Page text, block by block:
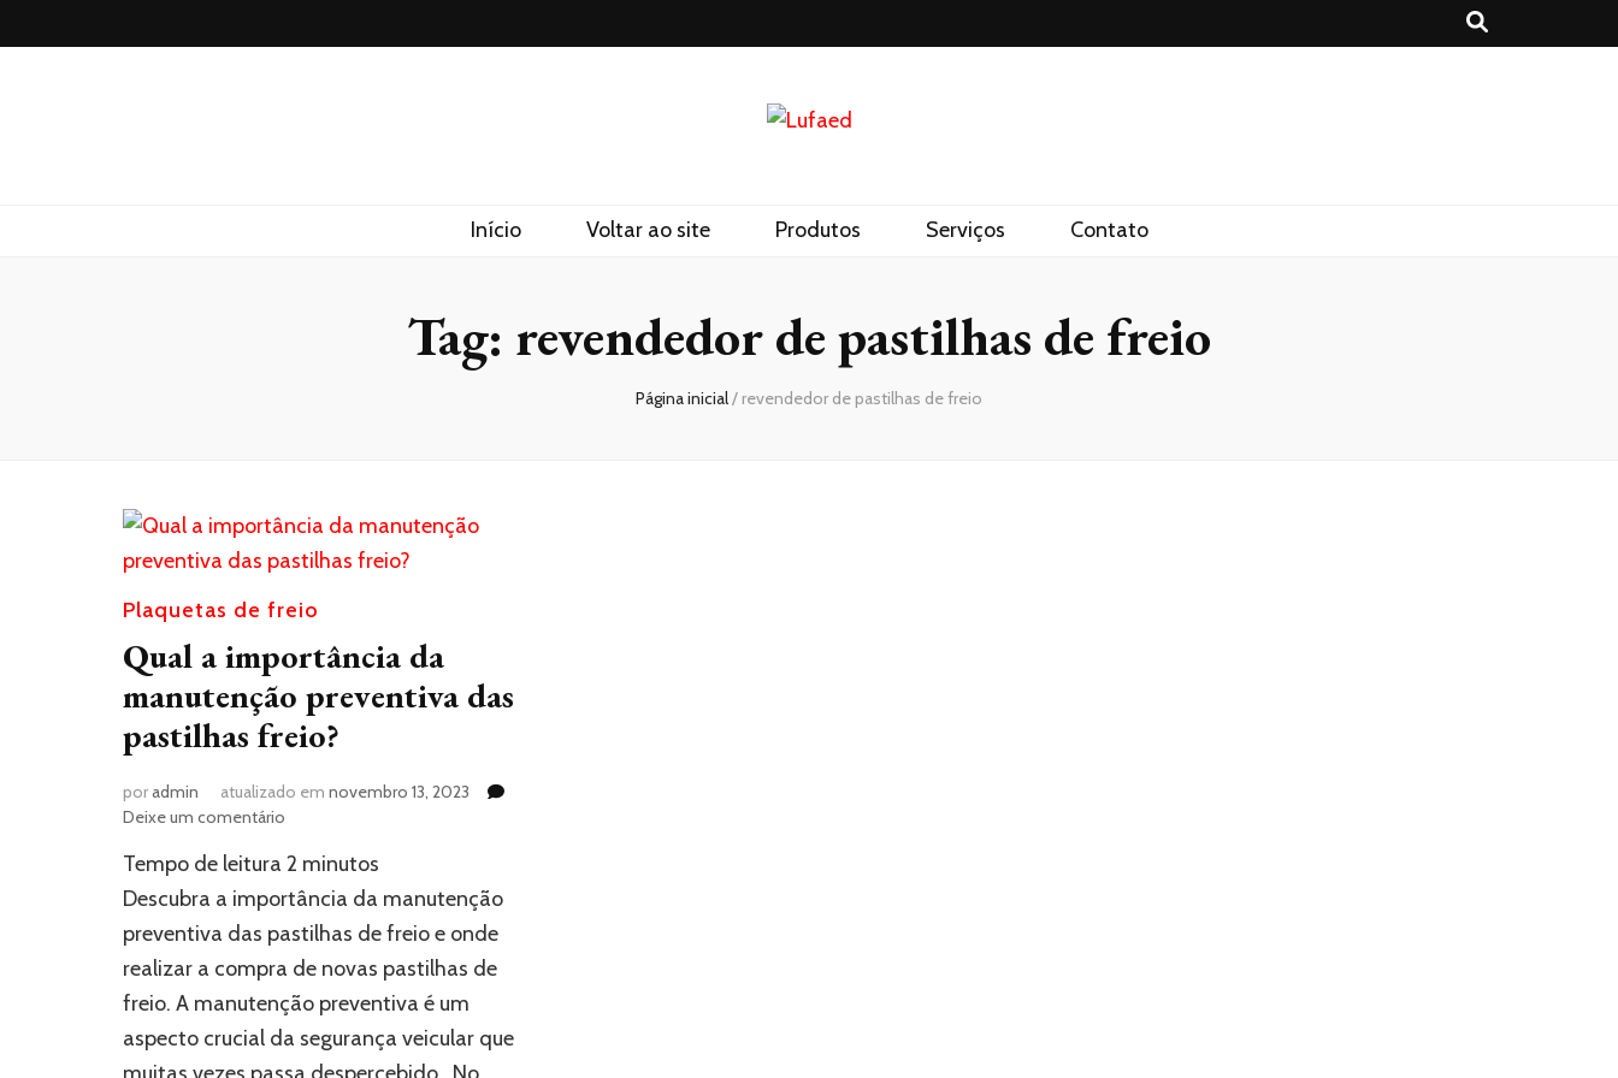
Início Voltar ao site Produtos Serviços Contato
Tag: revendedor de pastilhas de freio
Página inicial/ revendedor de pastilhas de freio
Plaquetas de freio
Qual a importância da
manutenção preventiva das
pastilhas freio?
poradmin atualizado em novembro 13, 2023
Deixe um comentário
a
importância
manutenção
preventiva
das
pastilhas
freio?
Tempo de leitura 2 minutos
Descubra a importância da manutenção
preventiva das pastilhas de freio e onde
realizar a compra de novas pastilhas de
freio. A manutenção preventiva é um
aspecto crucial da segurança veicular que